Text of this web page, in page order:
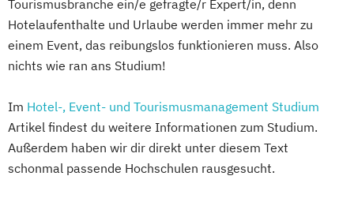
Tourismusbranche ein/e gefragte/r Expert/in, denn
Hotelaufenthalte und Urlaube werden immer mehr zu
einem Event, das reibungslos funktionieren muss. Also
nichts wie ran ans Studium!
Im Hotel-, Event- und Tourismusmanagement Studium
Artikel findest du weitere Informationen zum Studium.
Außerdem haben wir dir direkt unter diesem Text
schonmal passende Hochschulen rausgesucht.